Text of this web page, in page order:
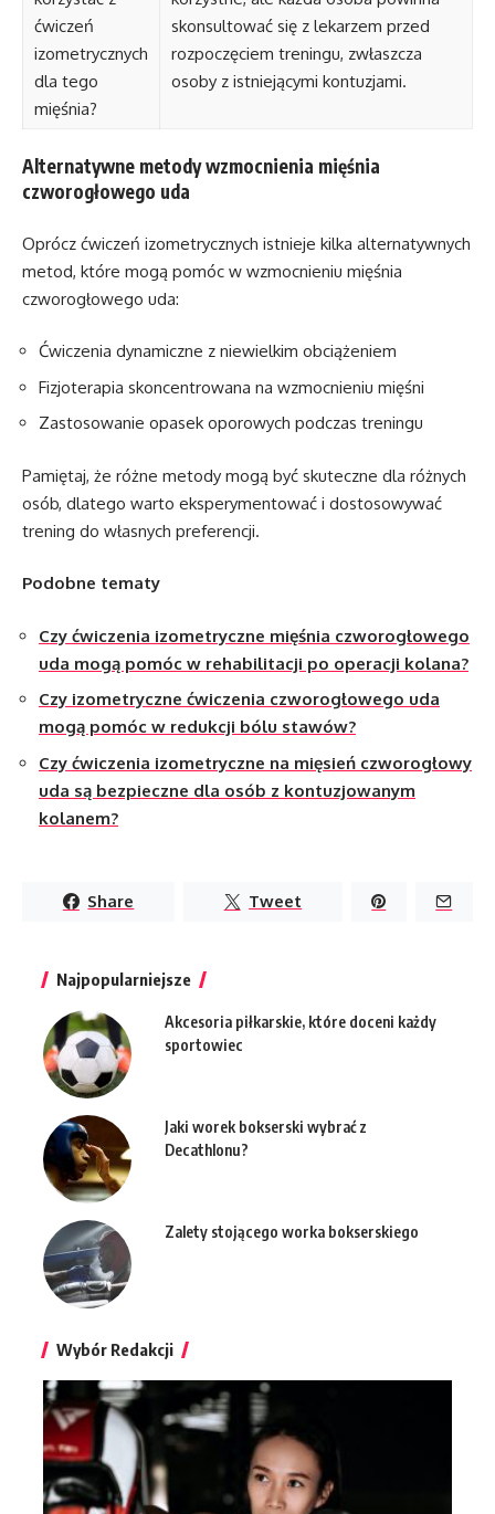
ćwiczeń
izometrycznych
dla tego
mięśnia?
skonsultować się z lekarzem przed
rozpoczęciem treningu, zwłaszcza
osoby z istniejącymi kontuzjami.
Alternatywne metody wzmocnienia mięśnia
czworogłowego uda
Oprócz ćwiczeń izometrycznych istnieje kilka alternatywnych
metod, które mogą pomóc w wzmocnieniu mięśnia
czworogłowego uda:
Ćwiczenia dynamiczne z niewielkim obciążeniem
Fizjoterapia skoncentrowana na wzmocnieniu mięśni
Zastosowanie opasek oporowych podczas treningu
Pamiętaj, że różne metody mogą być skuteczne dla różnych
osób, dlatego warto eksperymentować i dostosowywać
trening do własnych preferencji.
Podobne tematy
Czy ćwiczenia izometryczne mięśnia czworogłowego
uda mogą pomóc w rehabilitacji po operacji kolana?
Czy izometryczne ćwiczenia czworogłowego uda
mogą pomóc w redukcji bólu stawów?
Czy ćwiczenia izometryczne na mięsień czworogłowy
uda są bezpieczne dla osób z kontuzjowanym
kolanem?
Share Tweet
Najpopularniejsze
Akcesoria piłkarskie, które doceni każdy
sportowiec
Jaki worek bokserski wybrać z
Decathlonu?
Zalety stojącego worka bokserskiego
Wybór Redakcji